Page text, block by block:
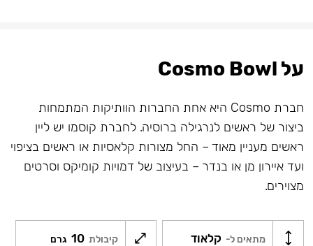
על Cosmo Bowl
חברת Cosmo היא אחת החברות הוותיקות המתמחות
ביצור של ראשים לנרגילה ברוסיה. לחברת קוסמו יש ליין
ראשים מעניין מאוד – החל מצורות קלאסיות או ראשים בציפוי
ועד איירון מן או בנדר – בעיצוב של דמויות קומיקס וסרטים
מצוירים.
מתאים ל- קלאוד קיבולת 10 גרם